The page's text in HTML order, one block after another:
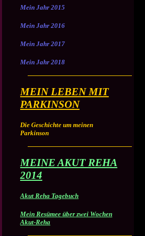
Mein Jahr 2015
Mein Jahr 2016
Mein Jahr 2017
Mein Jahr 2018
MEIN LEBEN MIT
PARKINSON
Die Geschichte um meinen
Parkinson
MEINE AKUT REHA
2014
Akut Reha Tagebuch
Mein Resümee über zwei Wochen
Akut-Reha